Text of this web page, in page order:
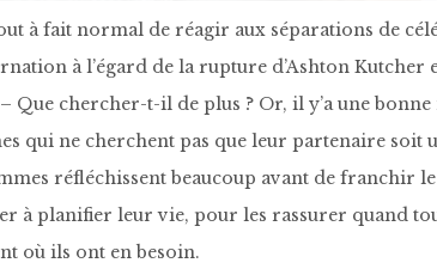
à fait normal de réagir aux séparations de
à l’égard de la rupture d’Ashton Kutcher
Que chercher-t-il de plus ? Or, il y’a une bonne
qui ne cherchent pas que leur partenaire soit
réfléchissent beaucoup avant de franchir
à planifier leur vie, pour les rassurer quand
où ils ont en besoin.